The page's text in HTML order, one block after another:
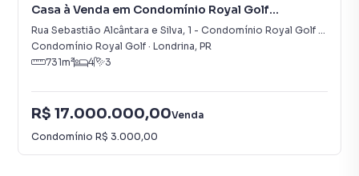
Casa à Venda em Condomínio Royal Golf
Residence
Rua Sebastião Alcântara e Silva, 1 - Condomínio Royal Golf Residence
Condomínio Royal Golf · Londrina, PR
731m² 4 3
R$ 17.000.000,00Venda
Condomínio R$ 3.000,00